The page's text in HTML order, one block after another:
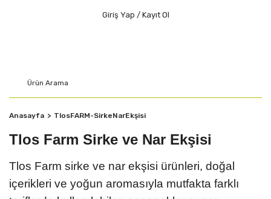
Giriş Yap / Kayıt Ol
Anasayfa TlosFARM-SirkeNarEkşisi
Tlos Farm Sirke ve Nar Ekşisi
Tlos Farm sirke ve nar ekşisi ürünleri, doğal
içerikleri ve yoğun aromasıyla mutfakta farklı